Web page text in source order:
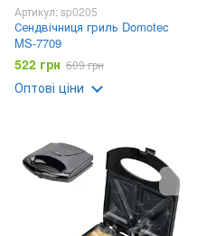
Артикул: sp0205
Сендвічниця гриль Domotec
MS-7709
522 грн 609 грн
Оптові ціни